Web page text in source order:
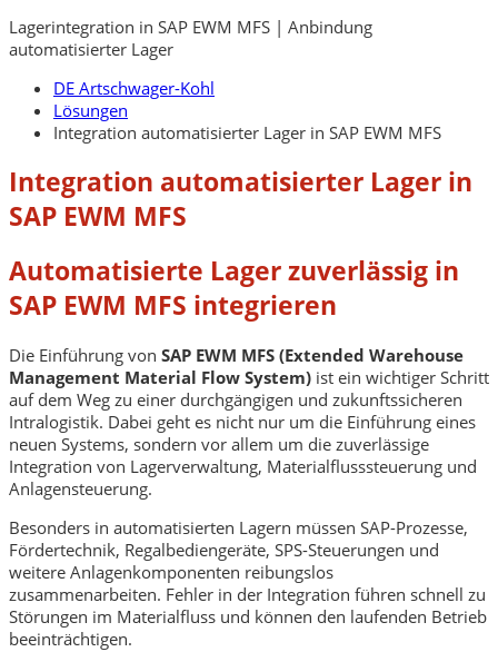
Lagerintegration in SAP EWM MFS | Anbindung
automatisierter Lager
DE Artschwager-Kohl
Lösungen
Integration automatisierter Lager in SAP EWM MFS
Integration automatisierter Lager in
SAP EWM MFS
Automatisierte Lager zuverlässig in
SAP EWM MFS integrieren
Die Einführung von SAP EWM MFS (Extended Warehouse
Management Material Flow System) ist ein wichtiger Schritt
auf dem Weg zu einer durchgängigen und zukunftssicheren
Intralogistik. Dabei geht es nicht nur um die Einführung eines
neuen Systems, sondern vor allem um die zuverlässige
Integration von Lagerverwaltung, Materialflusssteuerung und
Anlagensteuerung.
Besonders in automatisierten Lagern müssen SAP-Prozesse,
Fördertechnik, Regalbediengeräte, SPS-Steuerungen und
weitere Anlagenkomponenten reibungslos
zusammenarbeiten. Fehler in der Integration führen schnell zu
Störungen im Materialfluss und können den laufenden Betrieb
beeinträchtigen.